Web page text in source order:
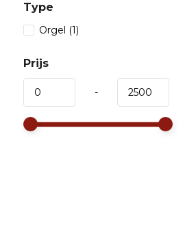
Type
Orgel (1)
Prijs
-